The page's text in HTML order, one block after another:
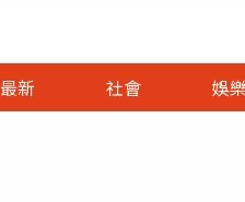
最新 社會 娛樂
娛樂首頁
即時
財經首頁
熱線
政